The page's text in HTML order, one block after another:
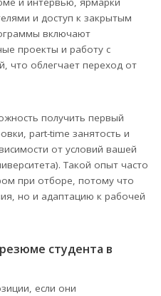
и доступ к закрытым
включают
проекты и работу с
что облегчает переход от
получить первый
part-time занятость и
от условий вашей
Такой опыт часто
при отборе, потому что
но и адаптацию к рабочей
студента в
если они